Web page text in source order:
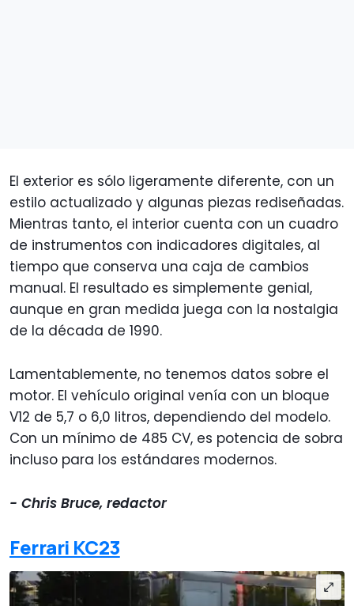
El exterior es sólo ligeramente diferente, con un
estilo actualizado y algunas piezas rediseñadas.
Mientras tanto, el interior cuenta con un cuadro
de instrumentos con indicadores digitales, al
tiempo que conserva una caja de cambios
manual. El resultado es simplemente genial,
aunque en gran medida juega con la nostalgia
de la década de 1990.
Lamentablemente, no tenemos datos sobre el
motor. El vehículo original venía con un bloque
V12 de 5,7 o 6,0 litros, dependiendo del modelo.
Con un mínimo de 485 CV, es potencia de sobra
incluso para los estándares modernos.
- Chris Bruce, redactor
Ferrari KC23